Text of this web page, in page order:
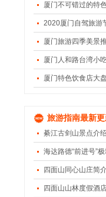
厦门不可错过的特
2020厦门自驾旅游
厦门旅游四季美景
厦门人和路台湾小
厦门特色饮食店大
旅游指南最新
綦江古剑山景点介绍
海达路德“前进号”
四面山同心山庄简
四面山山林度假酒